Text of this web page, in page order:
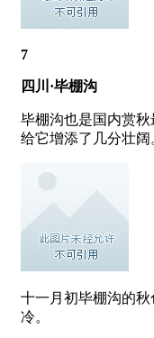
7
四川·毕棚沟
毕棚沟也是国内赏
给它增添了几分壮阔
十一月初毕棚沟的
冷。